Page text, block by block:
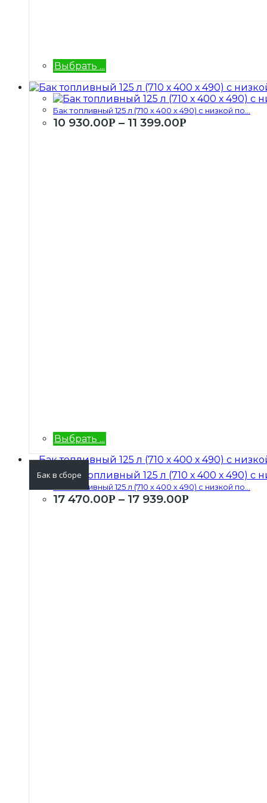
Выбрать ...
Бак топливный 125 л (710 х 400 х 490) с низкой по...
10 930.00Р – 11 399.00Р
Выбрать ...
Бак в сборе
Бак топливный 125 л (710 х 400 х 490) с низкой по...
17 470.00Р – 17 939.00Р